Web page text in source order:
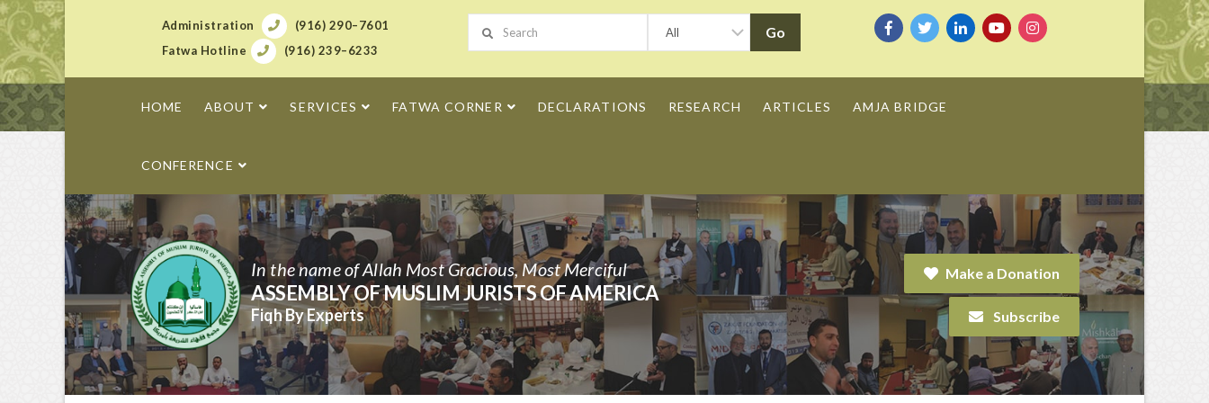
Administration
(916) 290–7601
Fatwa Hotline
(916) 239–6233
HOME ABOUT SERVICES FATWA CORNER DECLARATIONS RESEARCH ARTICLES AMJA BRIDGE
CONFERENCE
In the name of Allah Most Gracious, Most Merciful
ASSEMBLY OF MUSLIM JURISTS OF AMERICA
Fiqh By Experts
Make a Donation
Subscribe